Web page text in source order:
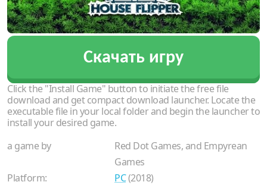
Скачать игру
Click the "Install Game" button to initiate the free file
download and get compact download launcher. Locate the
executable file in your local folder and begin the launcher to
install your desired game.
a game by
Red Dot Games, and Empyrean
Games
Platform:
PC(2018)